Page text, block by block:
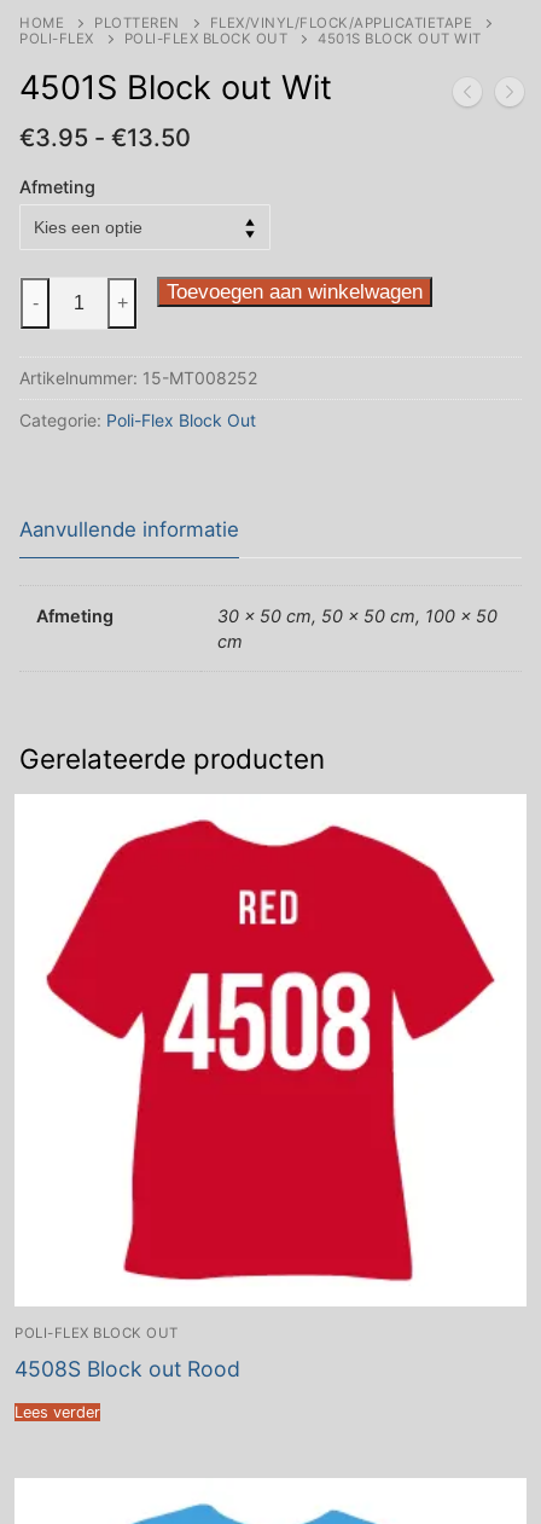
HOME PLOTTEREN
FLEX/VINYL/FLOCK/APPLICATIETAPE
POLI-FLEX
POLI-FLEX BLOCK OUT 4501S BLOCK OUT WIT
4501S Block out Wit
€3.95 - €13.50
Afmeting
Wit
aantal
- + Toevoegen aan winkelwagen
Artikelnummer: 15-MT008252
Categorie: Poli-Flex Block Out
Aanvullende informatie
Afmeting
30 x 50 cm, 50 x 50 cm, 100 x 50
cm
Gerelateerde producten
POLI-FLEX BLOCK OUT
4508S Block out Rood
Lees verder